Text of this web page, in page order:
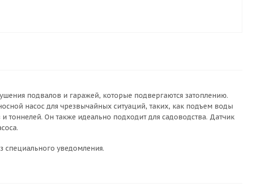
подвалов и гаражей, которые подвергаются затоплению.
насос для чрезвычайных ситуаций, таких, как подъем воды
Он также идеально подходит для садоводства. Датчик
уведомления.